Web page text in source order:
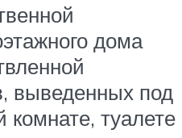
дома
выведенных под
комнате, туалете